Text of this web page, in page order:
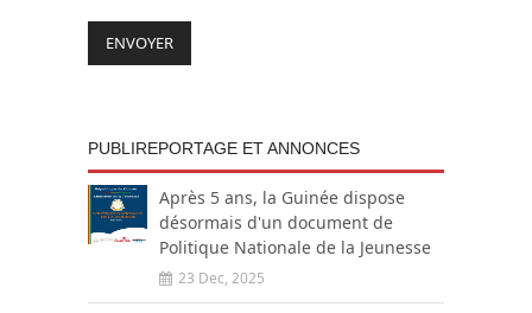
ENVOYER
PUBLIREPORTAGE ET ANNONCES
Après 5 ans, la Guinée dispose
désormais d'un document de
Politique Nationale de la Jeunesse
23 Dec, 2025